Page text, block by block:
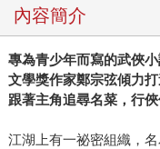
內容簡介
專為青少年而寫的武俠
文學獎作家鄭宗弦傾力
跟著主角追尋名菜，行
江湖上有一祕密組織，名